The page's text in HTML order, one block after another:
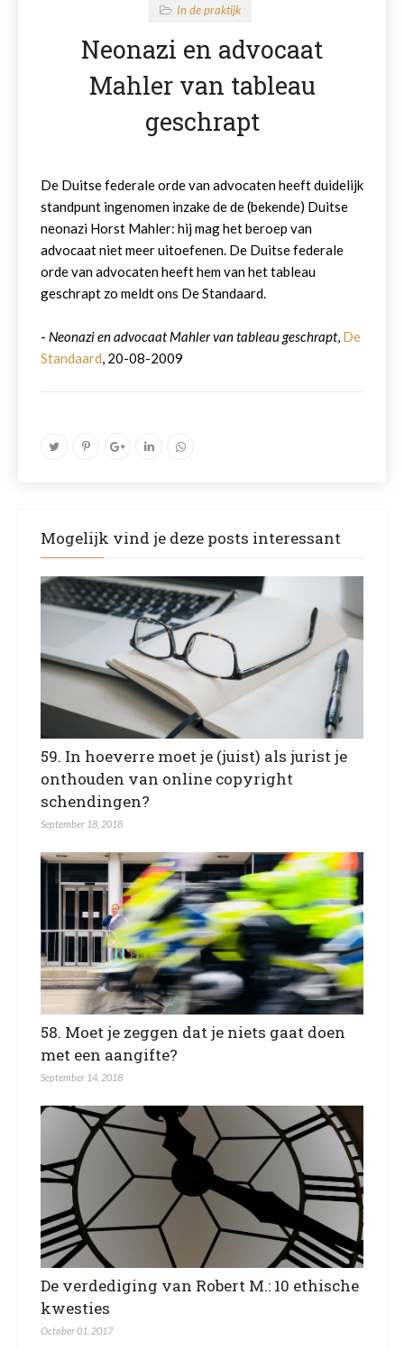
In de praktijk
Neonazi en advocaat
Mahler van tableau
geschrapt
De Duitse federale orde van advocaten heeft duidelijk
standpunt ingenomen inzake de de (bekende) Duitse
neonazi Horst Mahler: hij mag het beroep van
advocaat niet meer uitoefenen. De Duitse federale
orde van advocaten heeft hem van het tableau
geschrapt zo meldt ons De Standaard.
- Neonazi en advocaat Mahler van tableau geschrapt, De
Standaard, 20-08-2009
Mogelijk vind je deze posts interessant
59. In hoeverre moet je (juist) als jurist je
onthouden van online copyright
schendingen?
September 18, 2018
58. Moet je zeggen dat je niets gaat doen
met een aangifte?
September 14, 2018
De verdediging van Robert M.: 10 ethische
kwesties
October 01, 2017